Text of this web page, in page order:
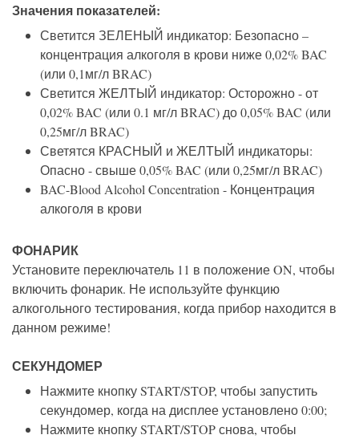
Значения показателей:
Светится ЗЕЛЕНЫЙ индикатор: Безопасно –
концентрация алкоголя в крови ниже 0,02% BAC
(или 0,1мг/л BRAC)
Светится ЖЕЛТЫЙ индикатор: Осторожно - от
0,02% BAC (или 0.1 мг/л BRAC) до 0,05% BAC (или
0,25мг/л BRAC)
Светятся КРАСНЫЙ и ЖЕЛТЫЙ индикаторы:
Опасно - свыше 0,05% BAC (или 0,25мг/л BRAC)
BAC-Blood Alcohol Concentration - Концентрация
алкоголя в крови
ФОНАРИК
Установите переключатель 11 в положение ON, чтобы
включить фонарик. Не используйте функцию
алкогольного тестирования, когда прибор находится в
данном режиме!
СЕКУНДОМЕР
Нажмите кнопку START/STOP, чтобы запустить
секундомер, когда на дисплее установлено 0:00;
Нажмите кнопку START/STOP снова, чтобы